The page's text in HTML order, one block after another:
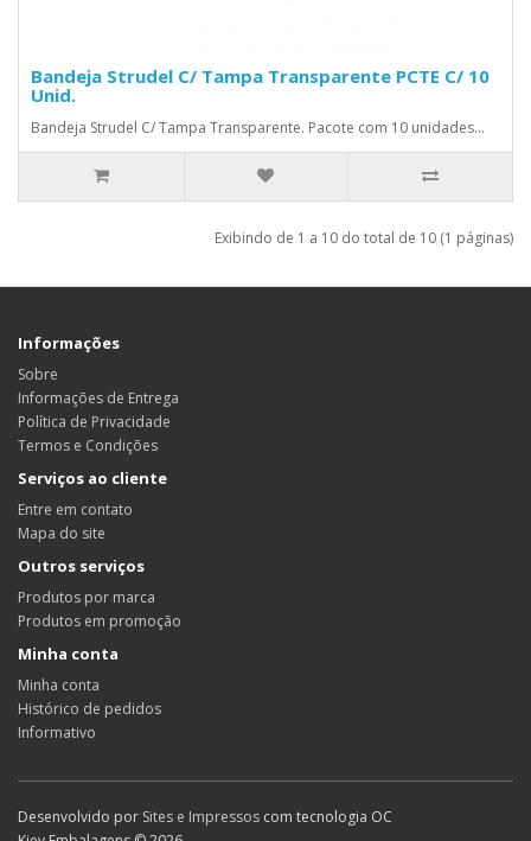
Bandeja Strudel C/ Tampa Transparente PCTE C/ 10
Unid.
Bandeja Strudel C/ Tampa Transparente. Pacote com 10 unidades...
Exibindo de 1 a 10 do total de 10 (1 páginas)
Informações
Sobre
Informações de Entrega
Política de Privacidade
Termos e Condições
Serviços ao cliente
Entre em contato
Mapa do site
Outros serviços
Produtos por marca
Produtos em promoção
Minha conta
Minha conta
Histórico de pedidos
Informativo
Desenvolvido por Sites e Impressos com tecnologia OC